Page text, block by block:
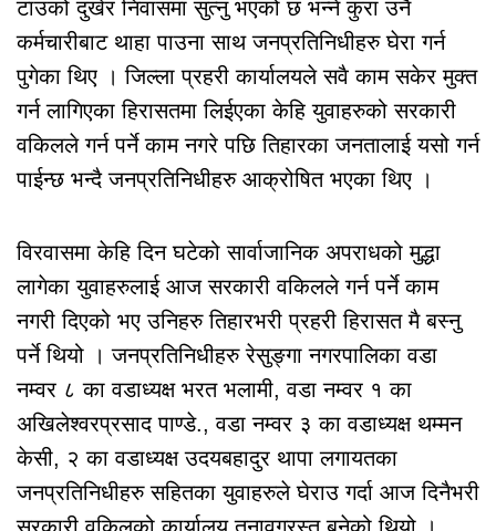
टाउको दुखेर निवासमा सुत्नु भएको छ भन्ने कुरा उनै
कर्मचारीबाट थाहा पाउना साथ जनप्रतिनिधीहरु घेरा गर्न
पुगेका थिए । जिल्ला प्रहरी कार्यालयले सवै काम सकेर मुक्त
गर्न लागिएका हिरासतमा लिईएका केहि युवाहरुको सरकारी
वकिलले गर्न पर्ने काम नगरे पछि तिहारका जनतालाई यसो गर्न
पाईन्छ भन्दै जनप्रतिनिधीहरु आक्रोषित भएका थिए ।
विरवासमा केहि दिन घटेको सार्वाजानिक अपराधको मुद्धा
लागेका युवाहरुलाई आज सरकारी वकिलले गर्न पर्ने काम
नगरी दिएको भए उनिहरु तिहारभरी प्रहरी हिरासत मै बस्नु
पर्ने थियो । जनप्रतिनिधीहरु रेसुङ्गा नगरपालिका वडा
नम्वर ८ का वडाध्यक्ष भरत भलामी, वडा नम्वर १ का
अखिलेश्वरप्रसाद पाण्डे., वडा नम्वर ३ का वडाध्यक्ष थम्मन
केसी, २ का वडाध्यक्ष उदयबहादुर थापा लगायतका
जनप्रतिनिधीहरु सहितका युवाहरुले घेराउ गर्दा आज दिनैभरी